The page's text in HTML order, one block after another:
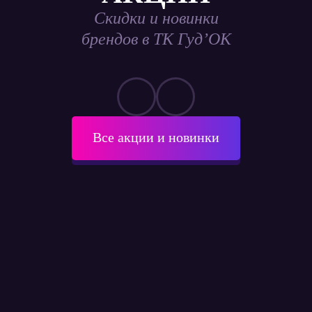
Скидки и новинки
брендов в ТК Гуд’ОК
Все акции и новинки